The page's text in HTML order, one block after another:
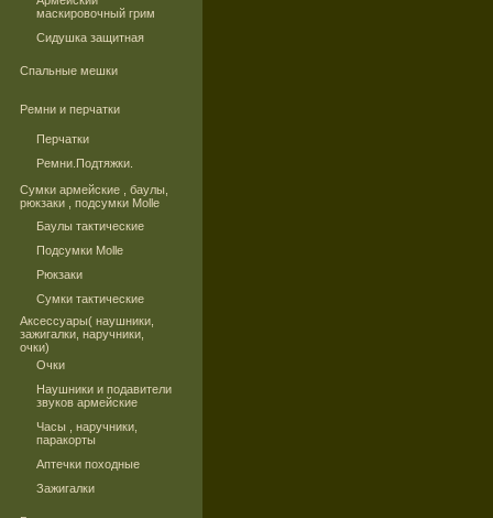
маскировочный грим
Сидушка защитная
Спальные мешки
Ремни и перчатки
Перчатки
Ремни.Подтяжки.
Сумки армейские , баулы,
рюкзаки , подсумки Molle
Баулы тактические
Подсумки Molle
Рюкзаки
Сумки тактические
Аксессуары( наушники,
зажигалки, наручники,
очки)
Очки
Наушники и подавители
звуков армейские
Часы , наручники,
паракорты
Аптечки походные
Зажигалки